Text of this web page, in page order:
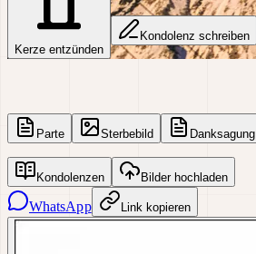
Kerze entzünden
Kondolenz schreiben
Parte Sterbebild
Danksagung
Kondolenzen Bilder hochladen
WhatsApp Link kopieren